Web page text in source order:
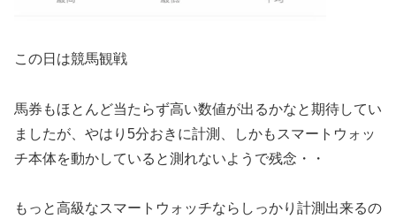
この日は競馬観戦
馬券もほとんど当たらず高い数値が出るかなと期待してい
ましたが、やはり5分おきに計測、しかもスマートウォッ
チ本体を動かしていると測れないようで残念・・
もっと高級なスマートウォッチならしっかり計測出来るの